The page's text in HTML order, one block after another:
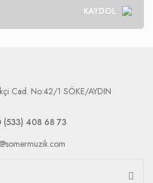
KAYDOL
Cad. No:42/1 SÖKE/AYDIN
(533) 408 68 73